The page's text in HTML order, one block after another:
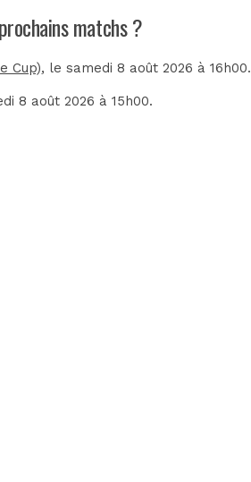
matchs ?
Cup), le samedi 8 août 2026 à 16h00.
8 août 2026 à 15h00.